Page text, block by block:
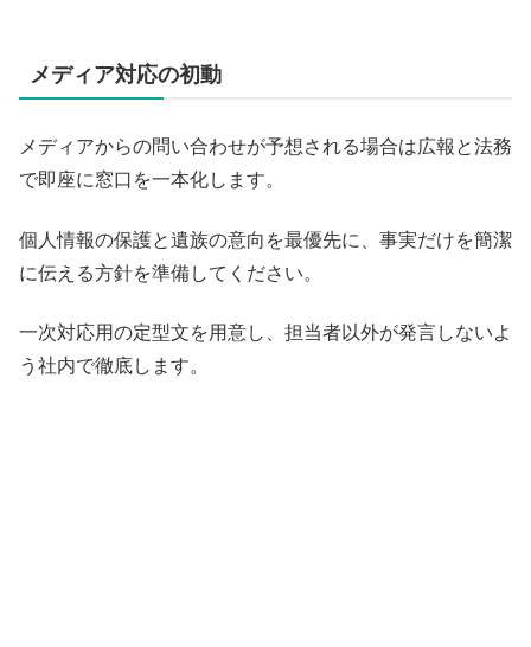
メディア対応の初動
メディアからの問い合わせが予想される場合は広報と法務
で即座に窓口を一本化します。
個人情報の保護と遺族の意向を最優先に、事実だけを簡潔
に伝える方針を準備してください。
一次対応用の定型文を用意し、担当者以外が発言しないよ
う社内で徹底します。